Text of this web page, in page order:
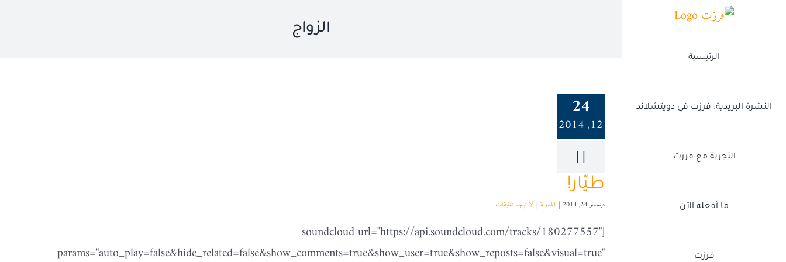
الرئيسية
النشرة البريدية: فرزت في دويتشلاند
التجربة مع فرزت
ما أفعله الآن
فرزت
الزواج
24
12, 2014
طيّار!
ديسمبر 24, 2014 | المدونة | لا توجد تعليقات
[soundcloud url="https://api.soundcloud.com/tracks/180277557"
params="auto_play=false&hide_related=false&show_comments=true&show_user=true&show_reposts=false&visual=true"